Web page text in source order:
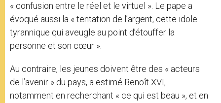
« confusion entre le réel et le virtuel ». Le pape a
évoqué aussi la « tentation de l’argent, cette idole
tyrannique qui aveugle au point d’étouffer la
personne et son cœur ».
Au contraire, les jeunes doivent être des « acteurs
de l’avenir » du pays, a estimé Benoît XVI,
notamment en recherchant « ce qui est beau », et en